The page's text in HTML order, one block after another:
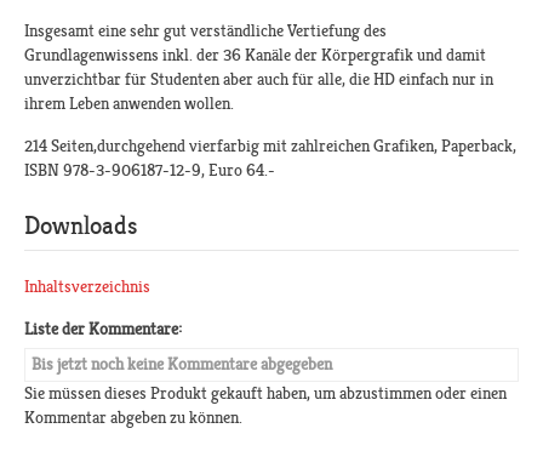
Insgesamt eine sehr gut verständliche Vertiefung des
Grundlagenwissens inkl. der 36 Kanäle der Körpergrafik und damit
unverzichtbar für Studenten aber auch für alle, die HD einfach nur in
ihrem Leben anwenden wollen.
214 Seiten,durchgehend vierfarbig mit zahlreichen Grafiken, Paperback,
ISBN 978-3-906187-12-9, Euro 64.-
Downloads
Inhaltsverzeichnis
Liste der Kommentare:
Bis jetzt noch keine Kommentare abgegeben
Sie müssen dieses Produkt gekauft haben, um abzustimmen oder einen
Kommentar abgeben zu können.